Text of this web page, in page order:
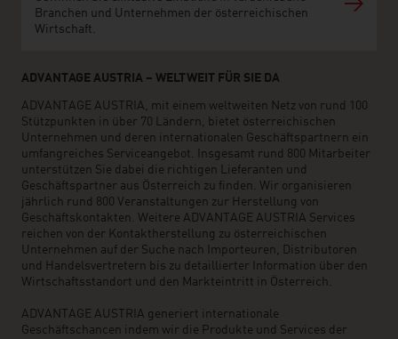
Branchen und Unternehmen der österreichischen
Wirtschaft.
ADVANTAGE AUSTRIA – WELTWEIT FÜR SIE DA
ADVANTAGE AUSTRIA, mit einem weltweiten Netz von rund 100
Stützpunkten in über 70 Ländern, bietet österreichischen
Unternehmen und deren internationalen Geschäftspartnern ein
umfangreiches Serviceangebot. Insgesamt rund 800 Mitarbeiter
unterstützen Sie dabei die richtigen Lieferanten und
Geschäftspartner aus Österreich zu finden. Wir organisieren
jährlich rund 800 Veranstaltungen zur Herstellung von
Geschäftskontakten. Weitere ADVANTAGE AUSTRIA Services
reichen von der Kontaktherstellung zu österreichischen
Unternehmen auf der Suche nach Importeuren, Distributoren
und Handelsvertretern bis zu detaillierter Information über den
Wirtschaftsstandort und den Markteintritt in Österreich.
ADVANTAGE AUSTRIA generiert internationale
Geschäftschancen indem wir die Produkte und Services der